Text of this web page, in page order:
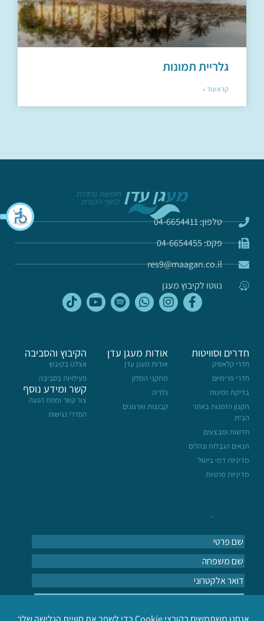
גלריית תמונות
קרא עוד »
טלפון: 04-6654411
פקס: 04-6654455
res9@maagan.co.il
נווטו לקיבוץ מעגן
חדרים וסוויטות
חדרי קלאסיק
חדרי פרימיום
בדיקת זמינות
תקנון הזמנות באתר
הבית
חדשות ומבצעים
תנאים הגבלות ונהלים
מדיניות דמי ביטול
מדיניות פרטיות
אודות מעגן עדן
אודות מעגן עדן
מתקני המלון
גלריה
קבוצות וארגונים
הקיבוץ והסביבה
אצלנו בקיבוץ
פעילויות בסביבה
קשר ומידע נוסף
צור קשר ומפת הגעה
הסדרי נגישות
הרשמה לעדכונים